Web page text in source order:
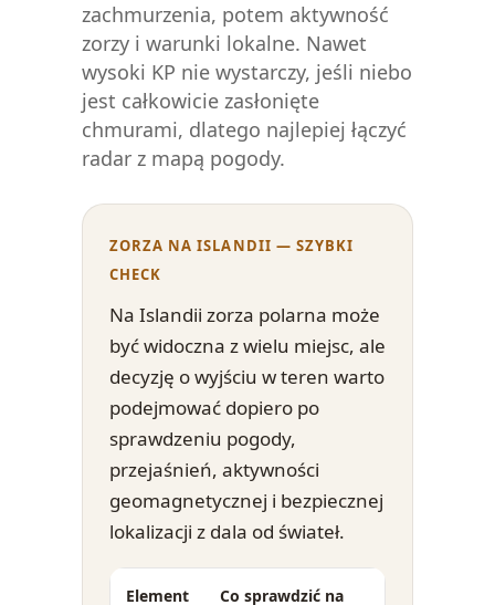
zachmurzenia, potem aktywność
zorzy i warunki lokalne. Nawet
wysoki KP nie wystarczy, jeśli niebo
jest całkowicie zasłonięte
chmurami, dlatego najlepiej łączyć
radar z mapą pogody.
ZORZA NA ISLANDII — SZYBKI
CHECK
Na Islandii zorza polarna może
być widoczna z wielu miejsc, ale
decyzję o wyjściu w teren warto
podejmować dopiero po
sprawdzeniu pogody,
przejaśnień, aktywności
geomagnetycznej i bezpiecznej
lokalizacji z dala od świateł.
Element
Co sprawdzić na